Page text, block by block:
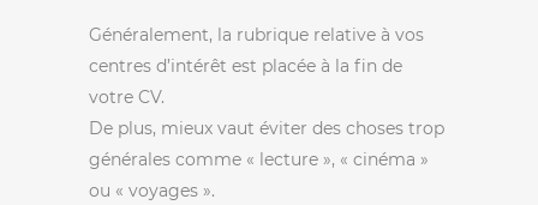
Généralement, la rubrique relative à vos
centres d’intérêt est placée à la fin de
votre CV.
De plus, mieux vaut éviter des choses trop
générales comme « lecture », « cinéma »
ou « voyages ».